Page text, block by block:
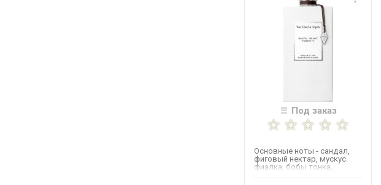
Под заказ
Основные ноты - сандал,
фиговый нектар, мускус.
фиалка, бобы тонка,